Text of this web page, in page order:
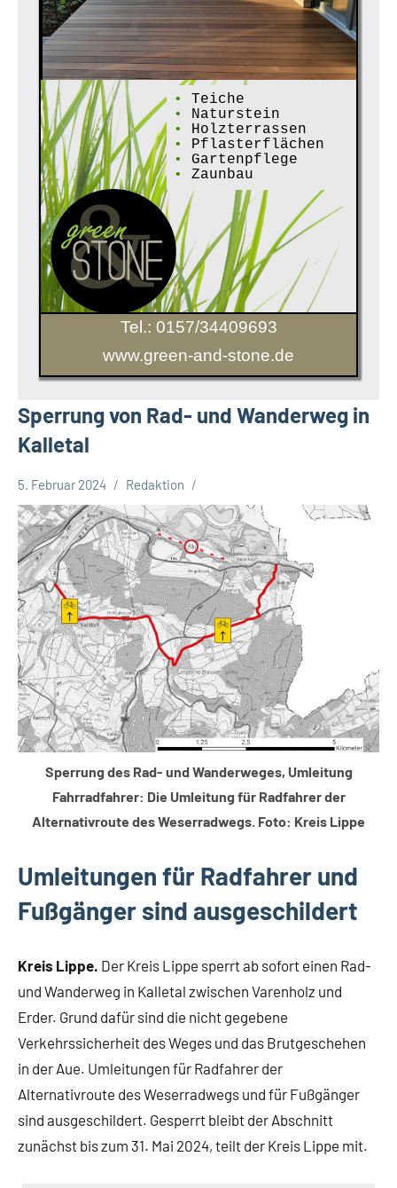
•
Teiche
•
Naturstein
•
Holzterrassen
•
Pflasterflächen
•
Gartenpflege
•
Zaunbau
Tel.: 0157/34409693
www.green-and-stone.de
Sperrung von Rad- und Wanderweg in
Kalletal
Lippe
Lippische
Gesellschaft
5. Februar 2024 Redaktion
Sperrung des Rad- und Wanderweges, Umleitung
Fahrradfahrer: Die Umleitung für Radfahrer der
Alternativroute des Weserradwegs. Foto: Kreis Lippe
Umleitungen für Radfahrer und
Fußgänger sind ausgeschildert
Kreis Lippe. Der Kreis Lippe sperrt ab sofort einen Rad-
und Wanderweg in Kalletal zwischen Varenholz und
Erder. Grund dafür sind die nicht gegebene
Verkehrssicherheit des Weges und das Brutgeschehen
in der Aue. Umleitungen für Radfahrer der
Alternativroute des Weserradwegs und für Fußgänger
sind ausgeschildert. Gesperrt bleibt der Abschnitt
zunächst bis zum 31. Mai 2024, teilt der Kreis Lippe mit.